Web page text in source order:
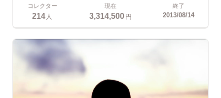
コレクター
214 人
現在
3,314,500円
終了
2013/08/14